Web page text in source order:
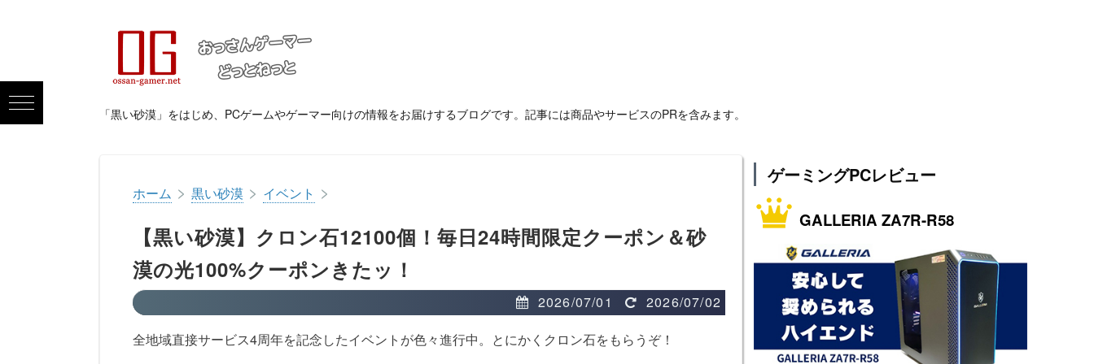
「黒い砂漠」をはじめ、PCゲームやゲーマー向けの情報をお届けするブログです。記事には商品やサービスのPRを含みます。
ホーム > 黒い砂漠 > イベント >
【黒い砂漠】クロン石12100個！毎日24時間限定クーポン＆砂
漠の光100%クーポンきたッ！
2026/07/01
2026/07/02
全地域直接サービス4周年を記念したイベントが色々進行中。とにかくクロン石をもらうぞ！
ゲーミングPCレビュー
GALLERIA ZA7R-R58